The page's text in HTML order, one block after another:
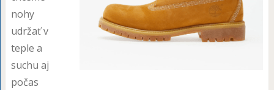
nohy
udržať v
teple a
suchu aj
počas